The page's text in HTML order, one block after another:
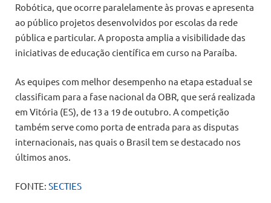
Robótica, que ocorre paralelamente às provas e apresenta
ao público projetos desenvolvidos por escolas da rede
pública e particular. A proposta amplia a visibilidade das
iniciativas de educação científica em curso na Paraíba.
As equipes com melhor desempenho na etapa estadual se
classificam para a fase nacional da OBR, que será realizada
em Vitória (ES), de 13 a 19 de outubro. A competição
também serve como porta de entrada para as disputas
internacionais, nas quais o Brasil tem se destacado nos
últimos anos.
FONTE: SECTIES